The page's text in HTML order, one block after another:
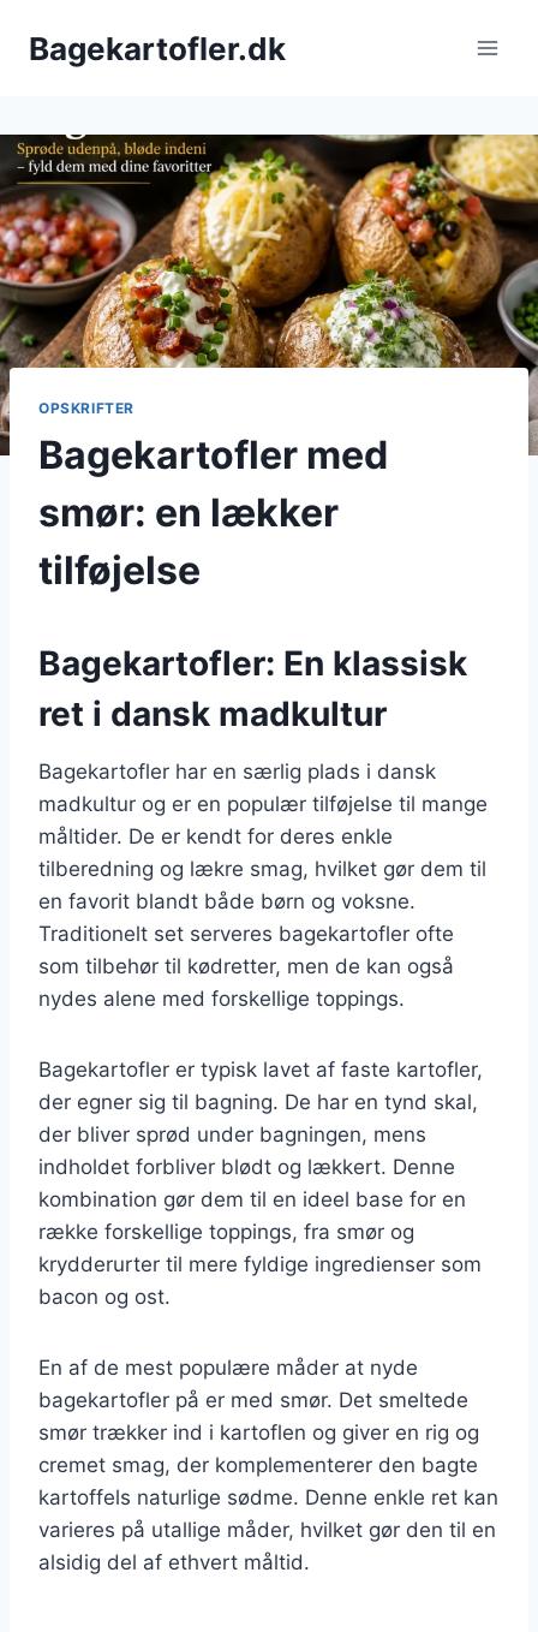
Bagekartofler.dk
OPSKRIFTER
Bagekartofler med
smør: en lækker
tilføjelse
Bagekartofler: En klassisk
ret i dansk madkultur
Bagekartofler har en særlig plads i dansk
madkultur og er en populær tilføjelse til mange
måltider. De er kendt for deres enkle
tilberedning og lækre smag, hvilket gør dem til
en favorit blandt både børn og voksne.
Traditionelt set serveres bagekartofler ofte
som tilbehør til kødretter, men de kan også
nydes alene med forskellige toppings.
Bagekartofler er typisk lavet af faste kartofler,
der egner sig til bagning. De har en tynd skal,
der bliver sprød under bagningen, mens
indholdet forbliver blødt og lækkert. Denne
kombination gør dem til en ideel base for en
række forskellige toppings, fra smør og
krydderurter til mere fyldige ingredienser som
bacon og ost.
En af de mest populære måder at nyde
bagekartofler på er med smør. Det smeltede
smør trækker ind i kartoflen og giver en rig og
cremet smag, der komplementerer den bagte
kartoffels naturlige sødme. Denne enkle ret kan
varieres på utallige måder, hvilket gør den til en
alsidig del af ethvert måltid.